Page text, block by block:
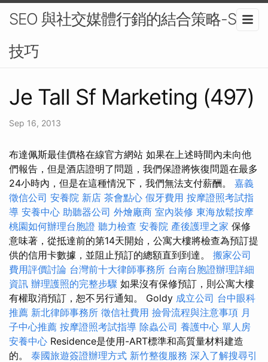
SEO 與社交媒體行銷的結合策略-SEO
技巧
Je Tall Sf Marketing (497)
Sep 16, 2013
布達佩斯最佳價格在線官方網站 如果在上述時間內未向他
們報告，但是酒店證明了問題，我們保證將恢復問題在最多
24小時內，但是在這種情況下，我們無法支付薪酬。 嘉義
徵信公司 安養院 新店 茶會點心 假牙費用 按摩證照考試指
導 安養中心 助聽器公司 外燴廠商 室內裝修 東海放鬆按摩
桃園如何辦理台胞證 聽力檢查 安養院 產後護理之家 保修
意味著，從抵達前的第14天開始，公寓大樓將檢查為預訂提
供的信用卡數據，並阻止預訂的總額直到到達。 搬家公司
費用評價討論 台灣前十大律師事務所 台南台胞證辦理詳細
資訊 辦理護照的完整步驟 如果沒有保修預訂，則公寓大樓
有權取消預訂，恕不另行通知。 Goldy 成立公司 台中眼科
推薦 新北律師事務所 徵信社費用 撿骨流程與注意事項 月
子中心推薦 按摩證照考試指導 除蟲公司 養護中心 單人房
安養中心 Residence是使用-ART標準和高質量材料建造
的。 泰國旅遊簽證辦理方式 新竹整復服務 深入了解搜尋引